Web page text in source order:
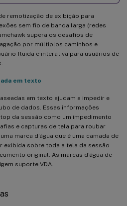
remotização de exibição para
sem fio de banda larga (redes
supera os desafios de
por múltiplos caminhos e
fluida e interativa para usuários de
em texto
em texto ajudam a impedir e
de dados. Essas informações
da sessão como um impedimento
e capturas de tela para roubar
marca d’água que é uma camada de
exibida sobre toda a tela da sessão
original. As marcas d’água de
suporte VDA.